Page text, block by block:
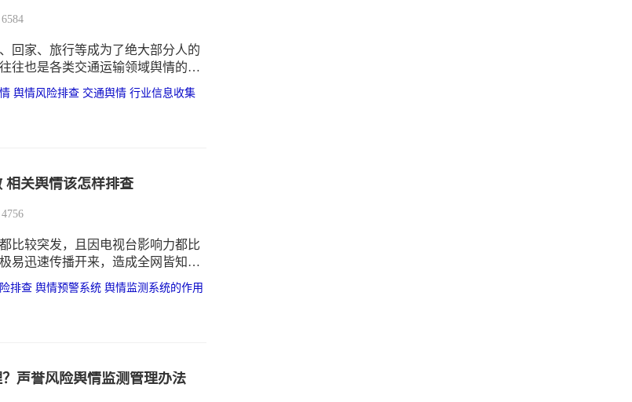
回家、旅行等成为了绝大部分人的
往也是各类交通运输领域舆情的集
业从业者以及相关管理部门来说，
舆情风险排查 交通舆情 行业信息收集
相关舆情该怎样排查
比较突发，且因电视台影响力都比
易迅速传播开来，造成全网皆知的
口碑，甚至造成更严重的后果。
排查 舆情预警系统 舆情监测系统的作用
声誉风险舆情监测管理办法